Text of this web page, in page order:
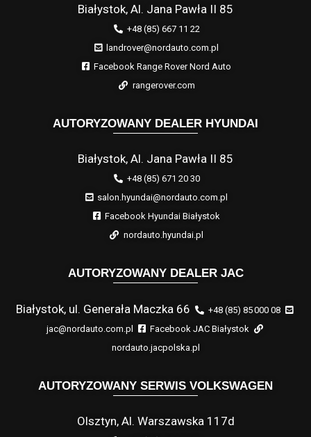
Białystok, Al. Jana Pawła II 85
+48 (85) 667 11 22
landrover@nordauto.com.pl
Facebook Range Rover Nord Auto
rangerover.com
AUTORYZOWANY DEALER HYUNDAI
Białystok, Al. Jana Pawła II 85
+48 (85) 671 20 30
salon.hyundai@nordauto.com.pl
Facebook Hyundai Białystok
nordauto.hyundai.pl
AUTORYZOWANY DEALER JAC
Białystok, ul. Generała Maczka 66
+48 (85) 85 000 08
jac@nordauto.com.pl
Facebook JAC Białystok
nordauto.jacpolska.pl
AUTORYZOWANY SERWIS VOLKSWAGEN
Olsztyn, Al. Warszawska 117d